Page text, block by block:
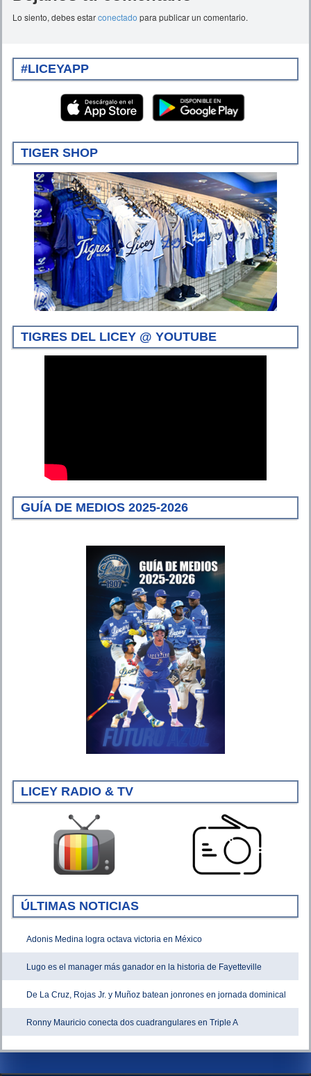
Lo siento, debes estarconectado para publicar un comentario.
#LICEYAPP
TIGER SHOP
TIGRES DEL LICEY @ YOUTUBE
GUÍA DE MEDIOS 2025-2026
LICEY RADIO & TV
ÚLTIMAS NOTICIAS
Adonis Medina logra octava victoria en México
Lugo es el manager más ganador en la historia de Fayetteville
De La Cruz, Rojas Jr. y Muñoz batean jonrones en jornada dominical
Ronny Mauricio conecta dos cuadrangulares en Triple A